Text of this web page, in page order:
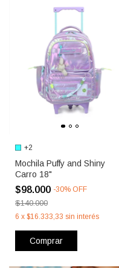
+2
Mochila Puffy and Shiny
Carro 18"
$98.000 -30% OFF
$140.000
6 x $16.333,33 sin interés
Comprar